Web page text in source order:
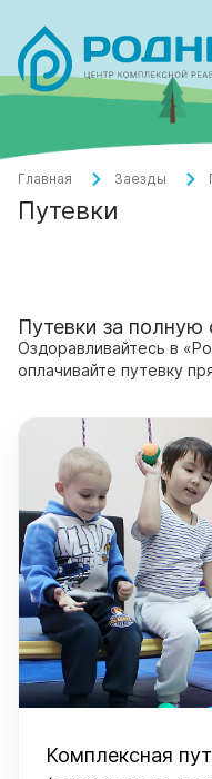
Главная Заезды
Путевки
Путевки за полную
Оздоравливайтесь в
оплачивайте путевку
Комплексная